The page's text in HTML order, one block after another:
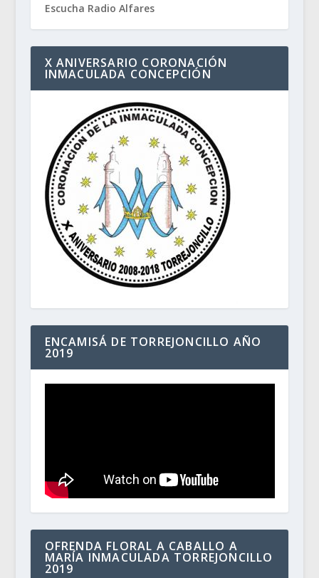
Escucha Radio Alfares
X ANIVERSARIO CORONACIÓN
INMACULADA CONCEPCIÓN
ENCAMISÁ DE TORREJONCILLO AÑO
2019
OFRENDA FLORAL A CABALLO A
MARÍA INMACULADA TORREJONCILLO
2019